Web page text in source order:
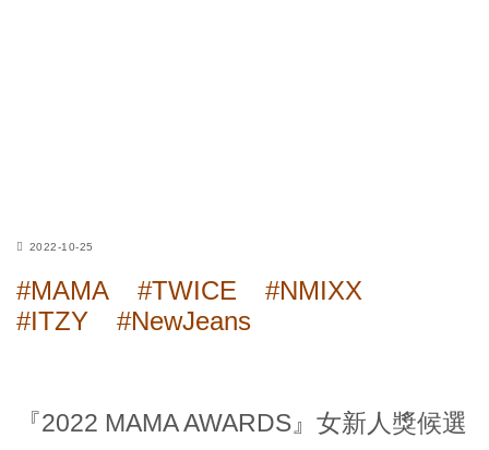
2022-10-25
#MAMA #TWICE
#NMIXX
#ITZY
#NewJeans
『2022 MAMA AWARDS』女新人獎候選